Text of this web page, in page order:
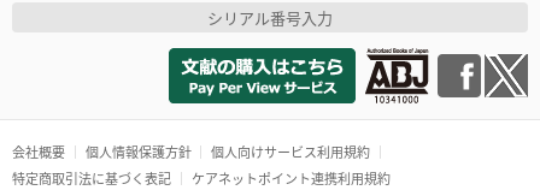
シリアル番号入力
会社概要 個人情報保護方針
個人向けサービス利用規約
特定商取引法に基づく表記
ケアネットポイント連携利用規約